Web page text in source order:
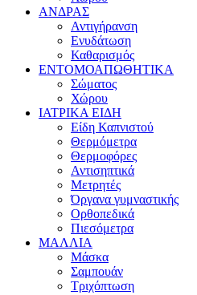
ΑΝΔΡΑΣ
Αντιγήρανση
Ενυδάτωση
Καθαρισμός
ΕΝΤΟΜΟΑΠΩΘΗΤΙΚΑ
Σώματος
Χώρου
ΙΑΤΡΙΚΑ ΕΙΔΗ
Είδη Καπνιστού
Θερμόμετρα
Θερμοφόρες
Αντισηπτικά
Μετρητές
Όργανα γυμναστικής
Ορθοπεδικά
Πιεσόμετρα
ΜΑΛΛΙΑ
Μάσκα
Σαμπουάν
Τριχόπτωση